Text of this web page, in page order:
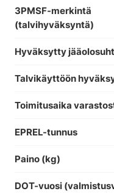
3PMSF-merkintä
(talvihyväksyntä)
Hyväksytty
Talvikäyttöön
Toimitusaika
EPREL-tunnus
Paino (kg)
DOT-vuosi